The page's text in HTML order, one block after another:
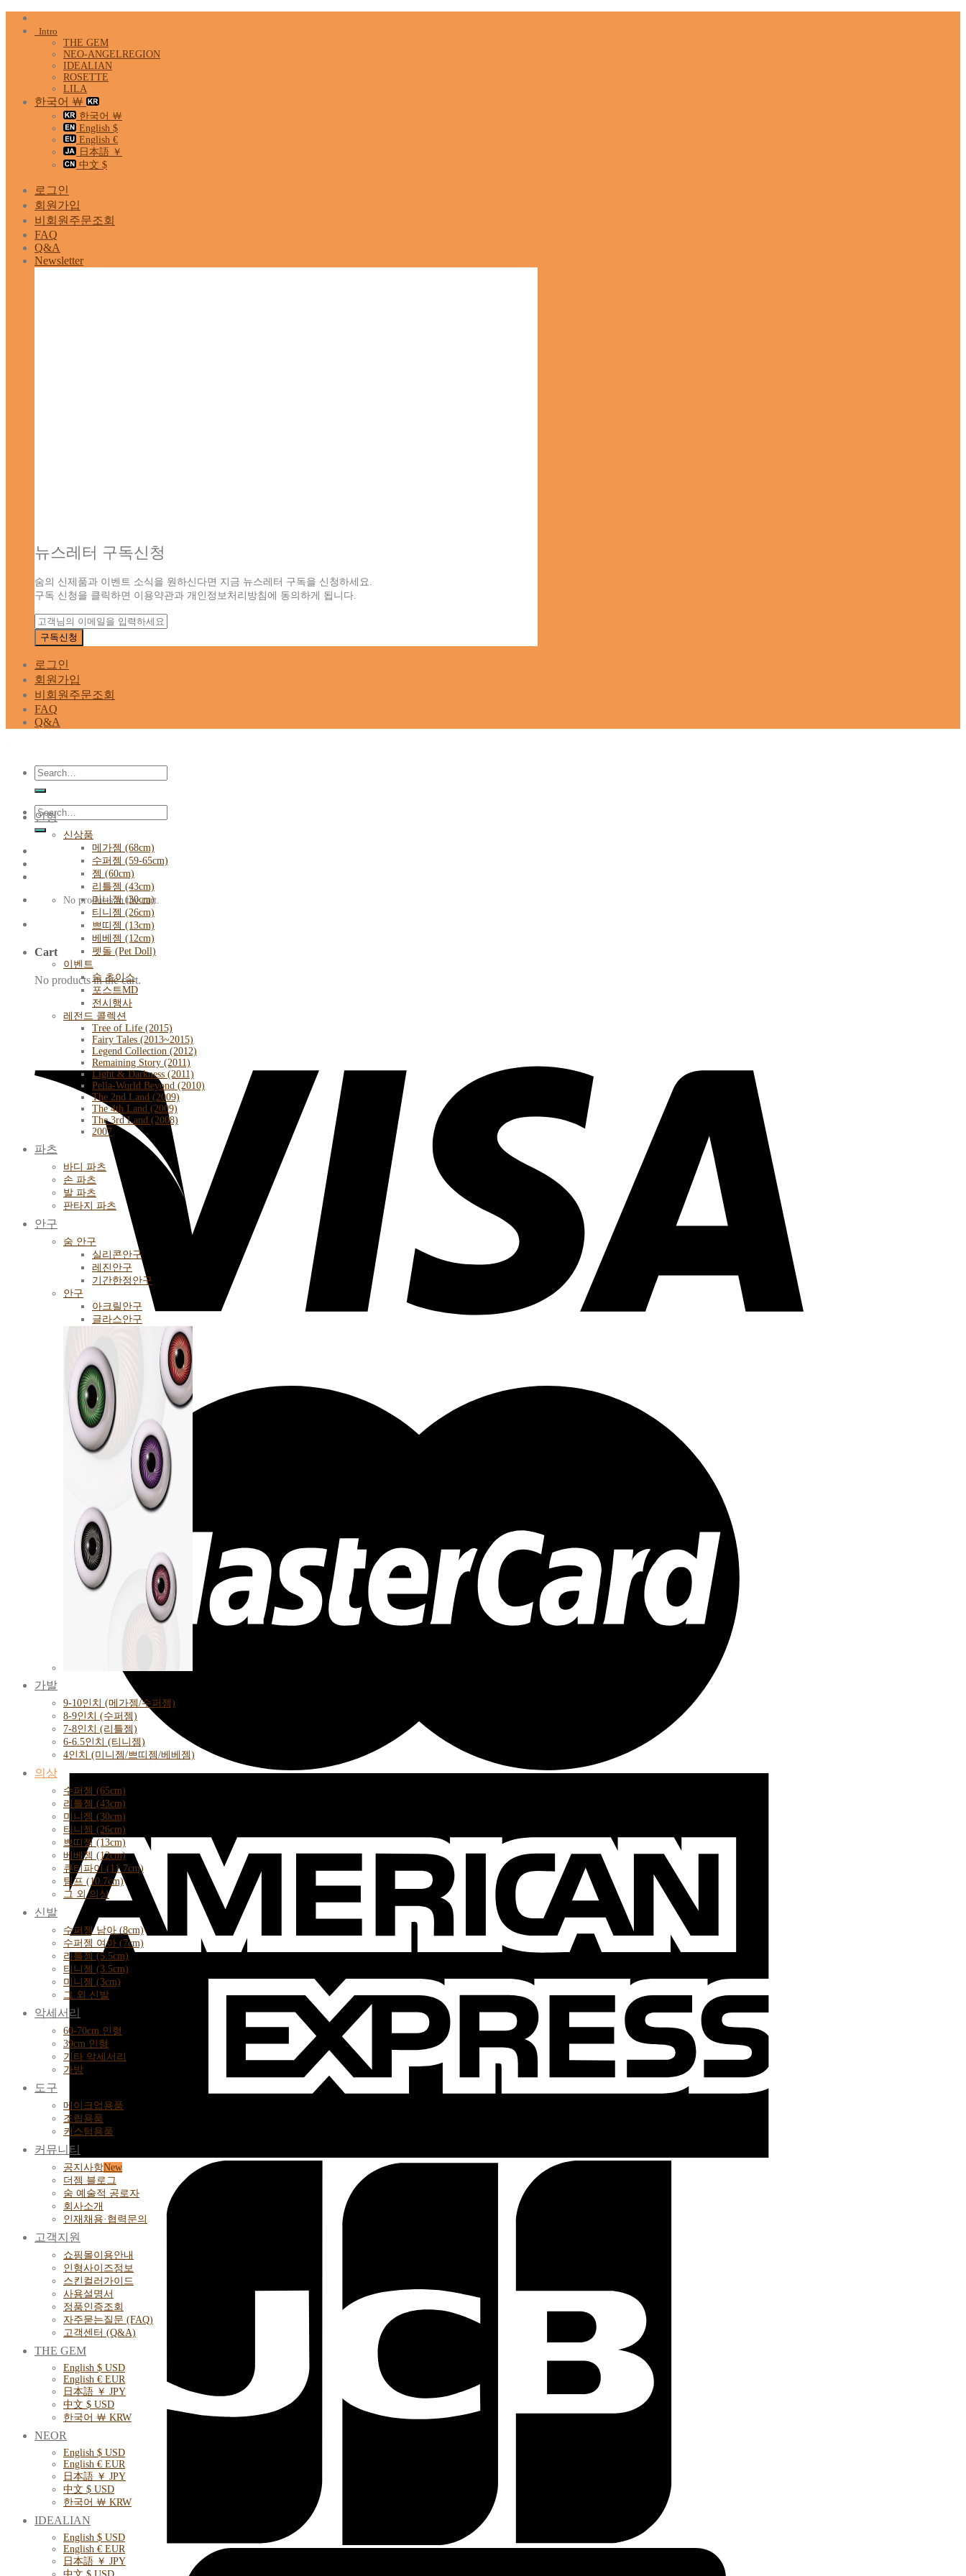
Skip
Intro
THE GEM
NEO-ANGELREGION
IDEALIAN
ROSETTE
LILA
한국어 ￦
한국어 ￦
English $
English €
日本語 ￥
中文 $
로그인
회원가입
비회원주문조회
FAQ
Q&A
Newsletter
뉴스레터 구독신청
숨의 신제품과 이벤트 소식을 원하신다면 지금 뉴스레터 구독을 신청하세요.
구독 신청을 클릭하면 이용약관과 개인정보처리방침에 동의하게 됩니다.
로그인
회원가입
비회원주문조회
FAQ
Q&A
Search
for:
Search
for:
No products in the cart.
Cart
No products in the cart.
인형
신상품
메가젬 (68cm)
수퍼젬 (59-65cm)
젬 (60cm)
리틀젬 (43cm)
미니젬 (30cm)
티니젬 (26cm)
쁘띠젬 (13cm)
베베젬 (12cm)
펫돌 (Pet Doll)
이벤트
숨 초이스
포스트MD
전시행사
레전드 콜렉션
Tree of Life (2015)
Fairy Tales (2013~2015)
Legend Collection (2012)
Remaining Story (2011)
Light & Darkness (2011)
Pella-World Beyond (2010)
The 2nd Land (2009)
The 4th Land (2009)
The 3rd Land (2008)
2007
파츠
바디 파츠
손 파츠
발 파츠
판타지 파츠
안구
숨 안구
실리콘안구
레진안구
기간한정안구
안구
아크릴안구
글라스안구
가발
9-10인치 (메가젬/수퍼젬)
8-9인치 (수퍼젬)
7-8인치 (리틀젬)
6-6.5인치 (티니젬)
4인치 (미니젬/쁘띠젬/베베젬)
의상
수퍼젬 (65cm)
리틀젬 (43cm)
미니젬 (30cm)
티니젬 (26cm)
쁘띠젬 (13cm)
베베젬 (12cm)
큐티파이 (11.7cm)
팀프 (10.7cm)
그 외 의상
신발
수퍼젬 남아 (8cm)
수퍼젬 여아 (7cm)
리틀젬 (5.5cm)
티니젬 (3.5cm)
미니젬 (3cm)
그 외 신발
악세서리
60-70cm 인형
39cm 인형
기타 악세서리
가방
도구
메이크업용품
조립용품
커스텀용품
커뮤니티
공지사항
더젬 블로그
숨 예술적 공로자
회사소개
인재채용·협력문의
고객지원
쇼핑몰이용안내
인형사이즈정보
스킨컬러가이드
사용설명서
정품인증조회
자주묻는질문 (FAQ)
고객센터 (Q&A)
THE GEM
English $ USD
English € EUR
日本語 ￥ JPY
中文 $ USD
한국어 ￦ KRW
NEOR
English $ USD
English € EUR
日本語 ￥ JPY
中文 $ USD
한국어 ￦ KRW
IDEALIAN
English $ USD
English € EUR
日本語 ￥ JPY